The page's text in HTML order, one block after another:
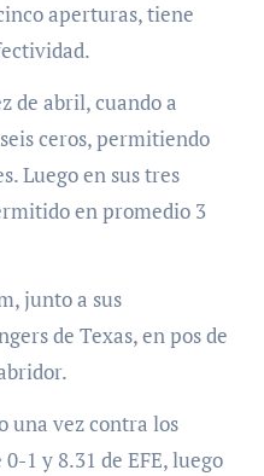
aperturas, tiene
de abril, cuando a
ceros, permitiendo
Luego en sus tres
en promedio 3
junto a sus
de Texas, en pos de
una vez contra los
1 y 8.31 de EFE, luego